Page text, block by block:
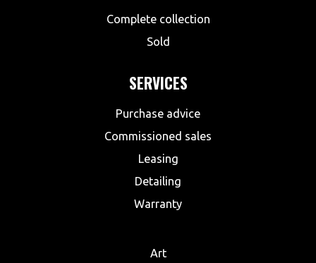
Complete collection
Sold
SERVICES
Purchase advice
Commissioned sales
Leasing
Detailing
Warranty
Art